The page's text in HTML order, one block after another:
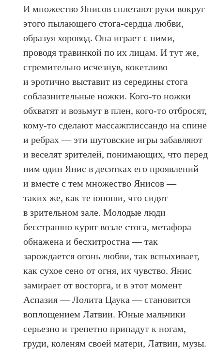
И множество Янисов сплетают руки вокруг
этого пылающего стога-сердца любви,
образуя хоровод. Она играет с ними,
проводя травинкой по их лицам. И тут же,
стремительно исчезнув, кокетливо
и эротично выставит из середины стога
соблазнительные ножки. Кого-то ножки
обхватят и возьмут в плен, кого-то отбросят,
кому-то сделают массажглиссандо на спине
и ребрах — эти шутовские игры забавляют
и веселят зрителей, понимающих, что перед
ним один Янис в десятках его проявлений
и вместе с тем множество Янисов —
таких же, как те юноши, что сидят
в зрительном зале. Молодые люди
бесстрашно курят возле стога, метафора
обнажена и бесхитростна — так
зарождается огонь любви, так вспыхивает,
как сухое сено от огня, их чувство. Янис
замирает от восторга, и в этот момент
Аспазия — Лолита Цаука — становится
воплощением Латвии. Юные мальчики
серьезно и трепетно припадут к ногам,
груди, коленям своей матери, Латвии, музы.